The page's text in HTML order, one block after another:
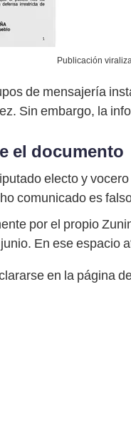
Publicación
de mensajería
Sin embargo, la
el documento
electo y
comunicado es
por el propio
En ese espacio
en la página